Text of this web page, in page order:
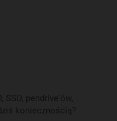
SSD, pendrive'ów,
koniecznością?